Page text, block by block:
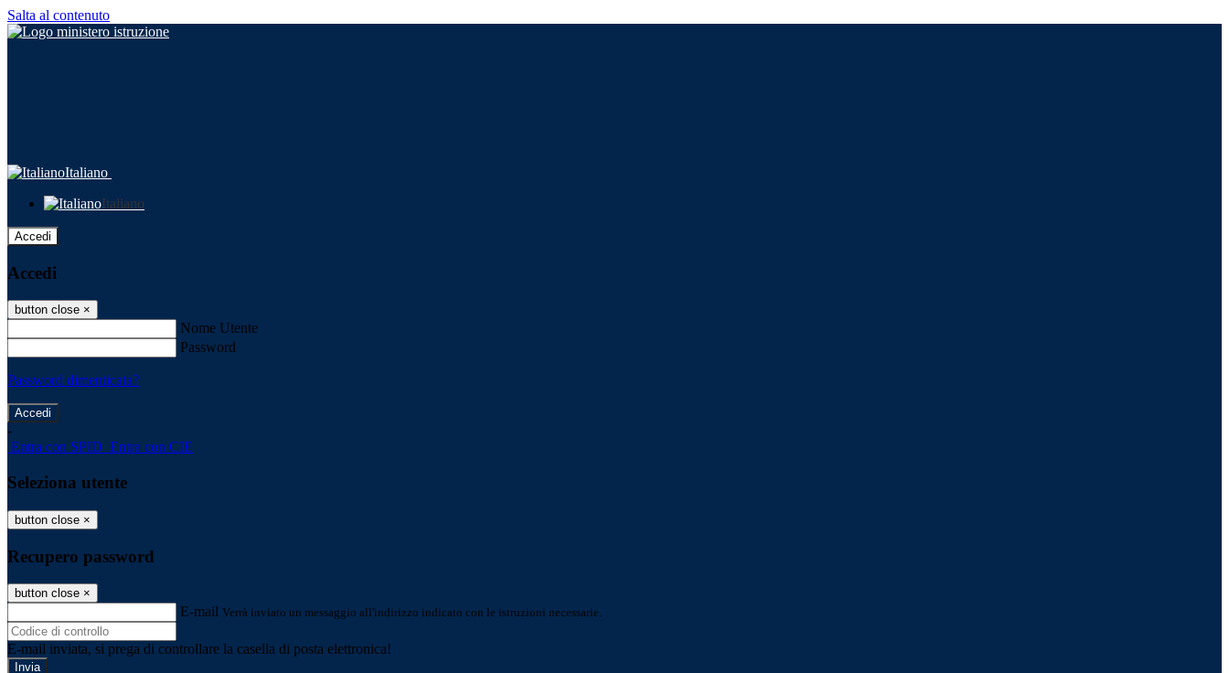
Salta al contenuto
Italiano
Italiano
Accedi
Accedi
button close ×
Nome Utente
Password
Password dimenticata?
-
Entra con SPID Entra con CIE
Seleziona utente
button close ×
Recupero password
button close ×
E-mail Verrà inviato un messaggio all'indirizzo indicato con le istruzioni necessarie.
E-mail inviata, si prega di controllare la casella di posta elettronica!